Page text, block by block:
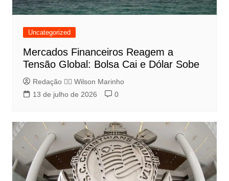
Uncategorized
Mercados Financeiros Reagem a
Tensão Global: Bolsa Cai e Dólar Sobe
Redação 👨‍⚖️​ Wilson Marinho
13 de julho de 2026
0